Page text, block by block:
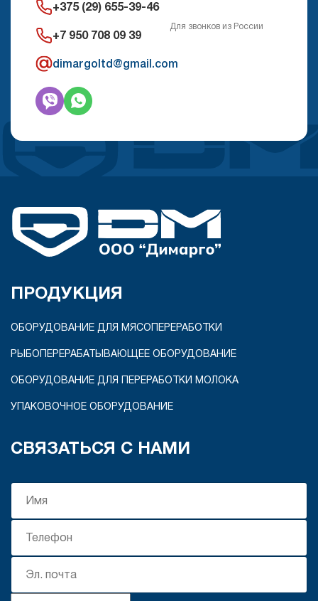
+375 (29) 655-39-46
+7 950 708 09 39
Для звонков из России
dimargoltd@gmail.com
ПРОДУКЦИЯ
ОБОРУДОВАНИЕ ДЛЯ МЯСОПЕРЕРАБОТКИ
РЫБОПЕРЕРАБАТЫВАЮЩЕЕ ОБОРУДОВАНИЕ
ОБОРУДОВАНИЕ ДЛЯ ПЕРЕРАБОТКИ МОЛОКА
УПАКОВОЧНОЕ ОБОРУДОВАНИЕ
СВЯЗАТЬСЯ С НАМИ